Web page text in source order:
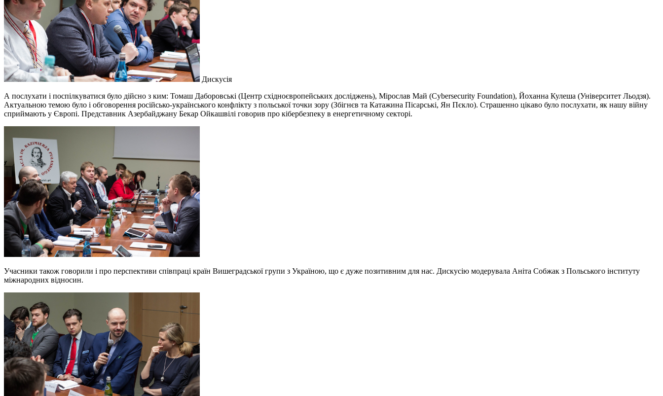
Дискусія
А послухати і поспілкуватися було дійсно з ким: Томаш Даборовські (Центр східноєвропейських досліджень), Мірослав Май (Cybersecurity Foundation), Йоханна Кулеша (Університет Льодзя).
Актуальною темою було і обговорення російсько-українського конфлікту з польської точки зору (Збігнєв та Катажина Пісарські, Ян Пєкло). Страшенно цікаво було послухати, як нашу війну
сприймають у Європі. Представник Азербайджану Бекар Ойкашвілі говорив про кібербезпеку в енергетичному секторі.
Учасники також говорили і про перспективи співпраці країн Вишеградської групи з Україною, що є дуже позитивним для нас. Дискусію модерувала Аніта Собжак з Польського інституту
міжнародних відносин.